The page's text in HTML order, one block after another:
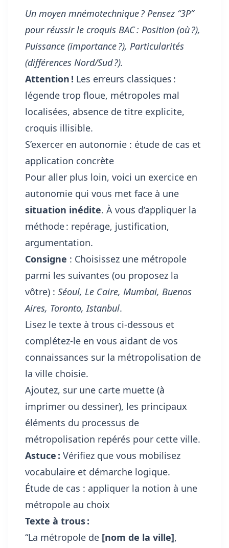
Un moyen mnémotechnique ? Pensez “3P”
pour réussir le croquis BAC : Position (où ?),
Puissance (importance ?), Particularités
(différences Nord/Sud ?).
Attention ! Les erreurs classiques :
légende trop floue, métropoles mal
localisées, absence de titre explicite,
croquis illisible.
S’exercer en autonomie : étude de cas et
application concrète
Pour aller plus loin, voici un exercice en
autonomie qui vous met face à une
situation inédite. À vous d’appliquer la
méthode : repérage, justification,
argumentation.
Consigne : Choisissez une métropole
parmi les suivantes (ou proposez la
vôtre) : Séoul, Le Caire, Mumbai, Buenos
Aires, Toronto, Istanbul.
Lisez le texte à trous ci-dessous et
complétez-le en vous aidant de vos
connaissances sur la métropolisation de
la ville choisie.
Ajoutez, sur une carte muette (à
imprimer ou dessiner), les principaux
éléments du processus de
métropolisation repérés pour cette ville.
Astuce : Vérifiez que vous mobilisez
vocabulaire et démarche logique.
Étude de cas : appliquer la notion à une
métropole au choix
Texte à trous :
“La métropole de [nom de la ville],